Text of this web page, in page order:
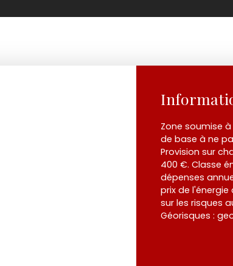
Zone soumise
de base à ne
Provision sur
400 €. Classe
dépenses
prix de l'énergie
sur les risques
Géorisques :